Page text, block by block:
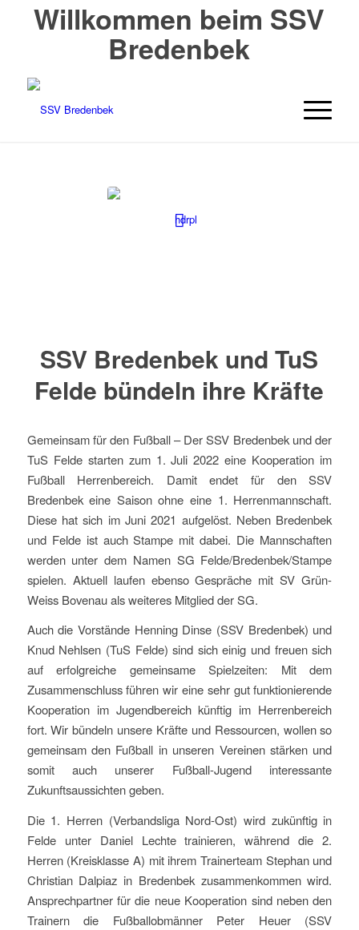
Willkommen beim SSV
Bredenbek
SSV Bredenbek und TuS
Felde bündeln ihre Kräfte
Gemeinsam für den Fußball – Der SSV Bredenbek und der
TuS Felde starten zum 1. Juli 2022 eine Kooperation im
Fußball Herrenbereich. Damit endet für den SSV
Bredenbek eine Saison ohne eine 1. Herrenmannschaft.
Diese hat sich im Juni 2021 aufgelöst. Neben Bredenbek
und Felde ist auch Stampe mit dabei. Die Mannschaften
werden unter dem Namen SG Felde/Bredenbek/Stampe
spielen. Aktuell laufen ebenso Gespräche mit SV Grün-
Weiss Bovenau als weiteres Mitglied der SG.
Auch die Vorstände Henning Dinse (SSV Bredenbek) und
Knud Nehlsen (TuS Felde) sind sich einig und freuen sich
auf erfolgreiche gemeinsame Spielzeiten: Mit dem
Zusammenschluss führen wir eine sehr gut funktionierende
Kooperation im Jugendbereich künftig im Herrenbereich
fort. Wir bündeln unsere Kräfte und Ressourcen, wollen so
gemeinsam den Fußball in unseren Vereinen stärken und
somit auch unserer Fußball-Jugend interessante
Zukunftsaussichten geben.
Die 1. Herren (Verbandsliga Nord-Ost) wird zukünftig in
Felde unter Daniel Lechte trainieren, während die 2.
Herren (Kreisklasse A) mit ihrem Trainerteam Stephan und
Christian Dalpiaz in Bredenbek zusammenkommen wird.
Ansprechpartner für die neue Kooperation sind neben den
Trainern die Fußballobmänner Peter Heuer (SSV